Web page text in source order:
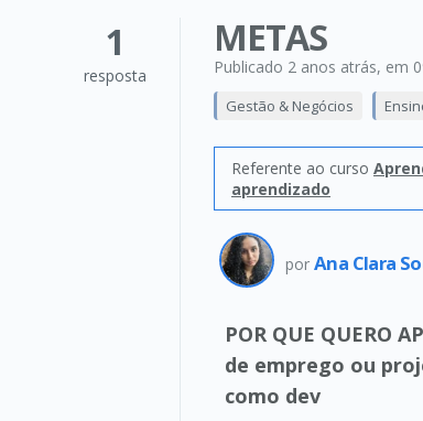
1
resposta
METAS
Publicado 2 anos atrás, em
Gestão & Negócios
Referente ao curso
aprendizado
por Ana Clara
POR QUE QUERO
de emprego ou
como dev